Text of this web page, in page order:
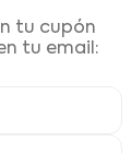
Guía de tallas.
tu cupón
tu email: